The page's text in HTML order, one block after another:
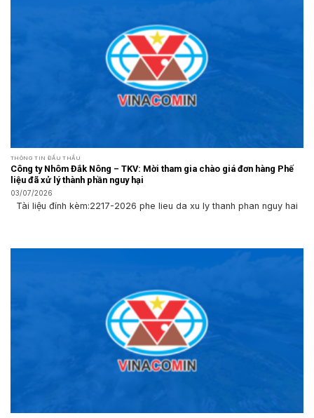
THÔNG TIN ĐẤU THẦU
Công ty Nhôm Đắk Nông – TKV: Mời tham gia chào giá đơn hàng Phế
liệu đã xử lý thành phần nguy hại
03/07/2026
Tài liệu đính kèm:2217-2026 phe lieu da xu ly thanh phan nguy hai